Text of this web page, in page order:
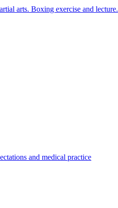
arts. Boxing exercise and lecture.
and medical practice